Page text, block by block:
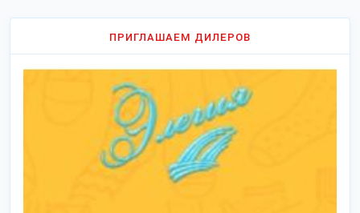
ПРИГЛАШАЕМ ДИЛЕРОВ